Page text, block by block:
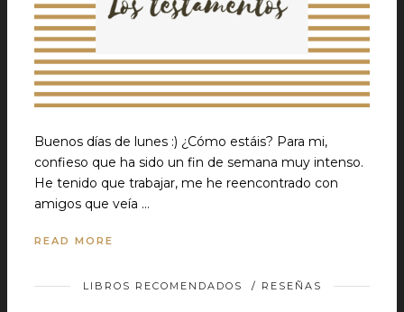
Buenos días de lunes :) ¿Cómo estáis? Para mi,
confieso que ha sido un fin de semana muy intenso.
He tenido que trabajar, me he reencontrado con
amigos que veía …
READ MORE
LIBROS RECOMENDADOS / RESEÑAS